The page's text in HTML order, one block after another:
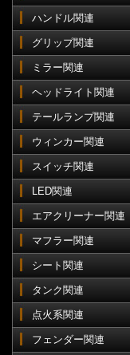
ハンドル関連
グリップ関連
ミラー関連
ヘッドライト関連
テールランプ関連
ウィンカー関連
スイッチ関連
LED関連
エアクリーナー関連
マフラー関連
シート関連
タンク関連
点火系関連
フェンダー関連